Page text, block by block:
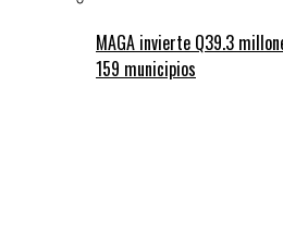
MAGA invierte Q39.3
159 municipios